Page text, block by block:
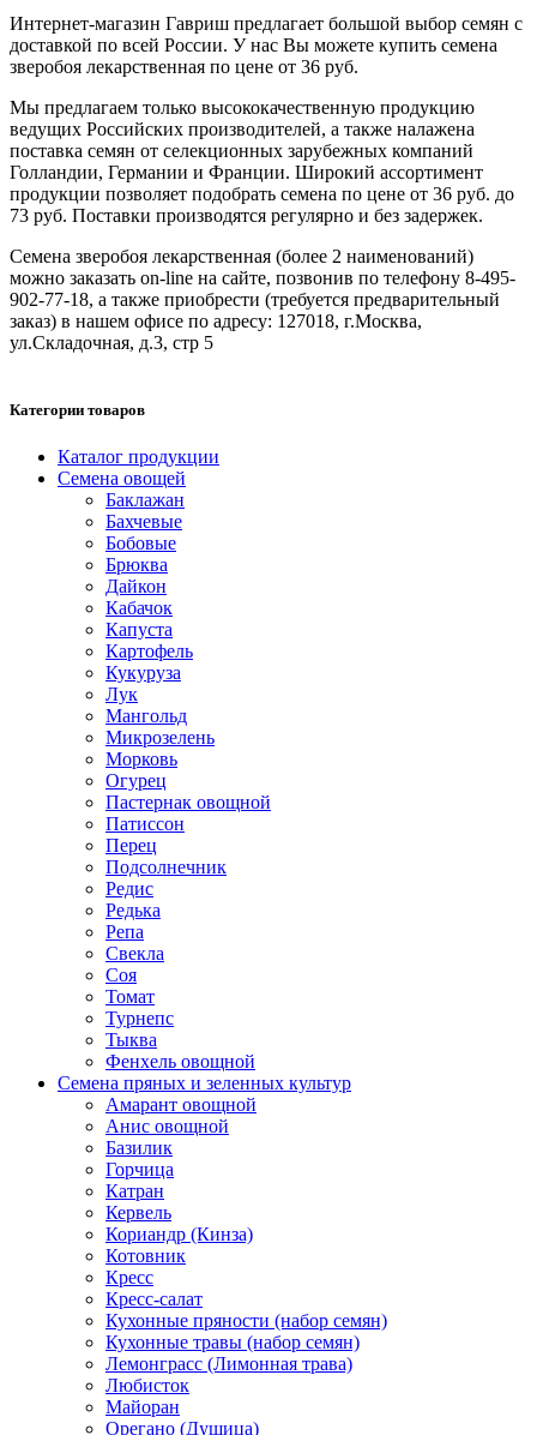
Интернет-магазин Гавриш предлагает большой выбор семян с
доставкой по всей России. У нас Вы можете купить семена
зверобоя лекарственная по цене от 36 руб.
Мы предлагаем только высококачественную продукцию
ведущих Российских производителей, а также налажена
поставка семян от селекционных зарубежных компаний
Голландии, Германии и Франции. Широкий ассортимент
продукции позволяет подобрать семена по цене от 36 руб. до
73 руб. Поставки производятся регулярно и без задержек.
Семена зверобоя лекарственная (более 2 наименований)
можно заказать on-line на сайте, позвонив по телефону 8-495-
902-77-18, а также приобрести (требуется предварительный
заказ) в нашем офисе по адресу: 127018, г.Москва,
ул.Складочная, д.3, стр 5
Категории товаров
Каталог продукции
Семена овощей
Баклажан
Бахчевые
Бобовые
Брюква
Дайкон
Кабачок
Капуста
Картофель
Кукуруза
Лук
Мангольд
Микрозелень
Морковь
Огурец
Пастернак овощной
Патиссон
Перец
Подсолнечник
Редис
Редька
Репа
Свекла
Соя
Томат
Турнепс
Тыква
Фенхель овощной
Семена пряных и зеленных культур
Амарант овощной
Анис овощной
Базилик
Горчица
Катран
Кервель
Кориандр (Кинза)
Котовник
Кресс
Кресс-салат
Кухонные пряности (набор семян)
Кухонные травы (набор семян)
Лемонграсс (Лимонная трава)
Любисток
Майоран
Орегано (Душица)